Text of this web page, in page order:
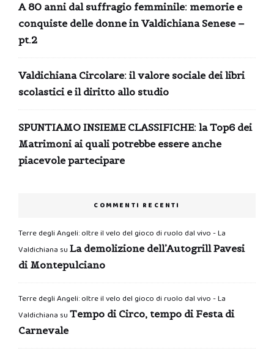
A 80 anni dal suffragio femminile: memorie e
conquiste delle donne in Valdichiana Senese –
pt.2
Valdichiana Circolare: il valore sociale dei libri
scolastici e il diritto allo studio
SPUNTIAMO INSIEME CLASSIFICHE: la Top6 dei
Matrimoni ai quali potrebbe essere anche
piacevole partecipare
COMMENTI RECENTI
Terre degli Angeli: oltre il velo del gioco di ruolo dal vivo - La
Valdichiana su La demolizione dell’Autogrill Pavesi
di Montepulciano
Terre degli Angeli: oltre il velo del gioco di ruolo dal vivo - La
Valdichiana su Tempo di Circo, tempo di Festa di
Carnevale